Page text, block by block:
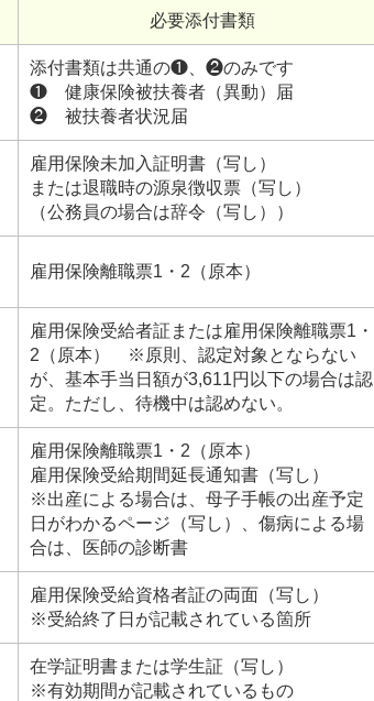
必要添付書類
添付書類は共通の❶、❷のみです
❶ 健康保険被扶養者（異動）届
❷ 被扶養者状況届
雇用保険未加入証明書（写し）
または退職時の源泉徴収票（写し）
（公務員の場合は辞令（写し））
雇用保険離職票1・2（原本）
雇用保険受給者証または雇用保険離職票1・
2（原本） ※原則、認定対象とならない
が、基本手当日額が3,611円以下の場合は認
定。ただし、待機中は認めない。
雇用保険離職票1・2（原本）
雇用保険受給期間延長通知書（写し）
※出産による場合は、母子手帳の出産予定
日がわかるページ（写し）、傷病による場
合は、医師の診断書
雇用保険受給資格者証の両面（写し）
※受給終了日が記載されている箇所
在学証明書または学生証（写し）
※有効期間が記載されているもの